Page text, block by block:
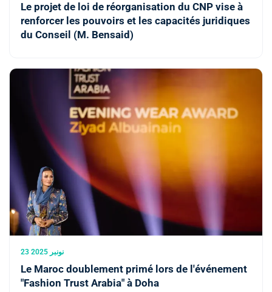
Le projet de loi de réorganisation du CNP vise à
renforcer les pouvoirs et les capacités juridiques
du Conseil (M. Bensaid)
23 نونبر 2025
Le Maroc doublement primé lors de l'événement
"Fashion Trust Arabia" à Doha